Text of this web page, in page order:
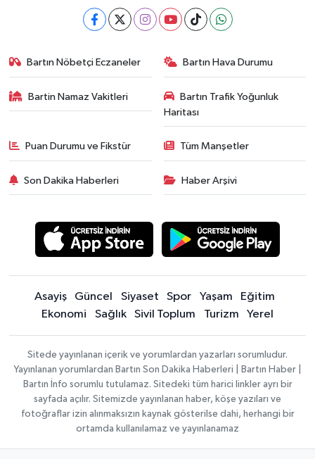
Bartın Nöbetçi Eczaneler Bartın Hava Durumu
Bartin Namaz Vakitleri
Bartın Trafik Yoğunluk
Haritası
Puan Durumu ve Fikstür Tüm Manşetler
Son Dakika Haberleri Haber Arşivi
Asayiş Güncel Siyaset Spor Yaşam
Eğitim
Ekonomi
Sağlık Sivil Toplum Turizm Yerel
Sitede yayınlanan içerik ve yorumlardan yazarları sorumludur.
Yayınlanan yorumlardan Bartın Son Dakika Haberleri | Bartın Haber |
Bartın İnfo sorumlu tutulamaz. Sitedeki tüm harici linkler ayrı bir
sayfada açılır. Sitemizde yayınlanan haber, köşe yazıları ve
fotoğraflar izin alınmaksızın kaynak gösterilse dahi, herhangi bir
ortamda kullanılamaz ve yayınlanamaz